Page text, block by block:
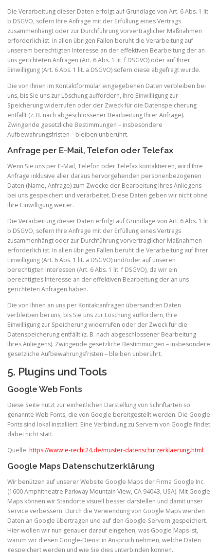
Die Verarbeitung dieser Daten erfolgt auf Grundlage von Art. 6 Abs. 1 lit.
b DSGVO, sofern Ihre Anfrage mit der Erfüllung eines Vertrags
zusammenhängt oder zur Durchführung vorvertraglicher Maßnahmen
erforderlich ist. In allen übrigen Fällen beruht die Verarbeitung auf
unserem berechtigten Interesse an der effektiven Bearbeitung der an
uns gerichteten Anfragen (Art. 6 Abs. 1 lit. f DSGVO) oder auf Ihrer
Einwilligung (Art. 6 Abs. 1 lit. a DSGVO) sofern diese abgefragt wurde.
Die von Ihnen im Kontaktformular eingegebenen Daten verbleiben bei
uns, bis Sie uns zur Löschung auffordern, Ihre Einwilligung zur
Speicherung widerrufen oder der Zweck für die Datenspeicherung
entfällt (z. B. nach abgeschlossener Bearbeitung Ihrer Anfrage).
Zwingende gesetzliche Bestimmungen – insbesondere
Aufbewahrungsfristen – bleiben unberührt.
Anfrage per E-Mail, Telefon oder Telefax
Wenn Sie uns per E-Mail, Telefon oder Telefax kontaktieren, wird Ihre
Anfrage inklusive aller daraus hervorgehenden personenbezogenen
Daten (Name, Anfrage) zum Zwecke der Bearbeitung Ihres Anliegens
bei uns gespeichert und verarbeitet. Diese Daten geben wir nicht ohne
Ihre Einwilligung weiter.
Die Verarbeitung dieser Daten erfolgt auf Grundlage von Art. 6 Abs. 1 lit.
b DSGVO, sofern Ihre Anfrage mit der Erfüllung eines Vertrags
zusammenhängt oder zur Durchführung vorvertraglicher Maßnahmen
erforderlich ist. In allen übrigen Fällen beruht die Verarbeitung auf Ihrer
Einwilligung (Art. 6 Abs. 1 lit. a DSGVO) und/oder auf unseren
berechtigten Interessen (Art. 6 Abs. 1 lit. f DSGVO), da wir ein
berechtigtes Interesse an der effektiven Bearbeitung der an uns
gerichteten Anfragen haben.
Die von Ihnen an uns per Kontaktanfragen übersandten Daten
verbleiben bei uns, bis Sie uns zur Löschung auffordern, Ihre
Einwilligung zur Speicherung widerrufen oder der Zweck für die
Datenspeicherung entfällt (z. B. nach abgeschlossener Bearbeitung
Ihres Anliegens). Zwingende gesetzliche Bestimmungen – insbesondere
gesetzliche Aufbewahrungsfristen – bleiben unberührt.
5. Plugins und Tools
Google Web Fonts
Diese Seite nutzt zur einheitlichen Darstellung von Schriftarten so
genannte Web Fonts, die von Google bereitgestellt werden. Die Google
Fonts sind lokal installiert. Eine Verbindung zu Servern von Google findet
dabei nicht statt.
Quelle: https://www.e-recht24.de/muster-datenschutzerklaerung.html
Google Maps Datenschutzerklärung
Wir benützen auf unserer Website Google Maps der Firma Google Inc.
(1600 Amphitheatre Parkway Mountain View, CA 94043, USA). Mit Google
Maps können wir Standorte visuell besser darstellen und damit unser
Service verbessern. Durch die Verwendung von Google Maps werden
Daten an Google übertragen und auf den Google-Servern gespeichert.
Hier wollen wir nun genauer darauf eingehen, was Google Maps ist,
warum wir diesen Google-Dienst in Anspruch nehmen, welche Daten
gespeichert werden und wie Sie dies unterbinden können.